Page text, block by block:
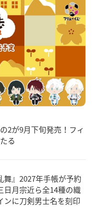
2が9月下旬発売！フィ
る
舞』2027年手帳が予約
日月宗近ら全14種の織
ンに刀剣男士名を刻印